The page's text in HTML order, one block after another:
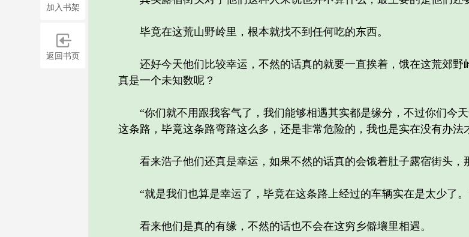
毕竟在这荒山野岭里，根本就找不到任何吃的东西。
还好今天他们比较幸运，不然的话真的就要一直挨着，饿在这荒郊野
真是一个未知数呢？
“你们就不用跟我客气了，我们能够相遇其实都是缘分，不过你们今
这条路，毕竟这条路弯路这么多，还是非常危险的，我也是实在没有办法
看来浩子他们还真是幸运，如果不然的话真的会饿着肚子露宿街头，
“就是我们也算是幸运了，毕竟在这条路上经过的车辆实在是太少了。
看来他们是真的有缘，不然的话也不会在这穷乡僻壤里相遇。
加入书架
返回书页